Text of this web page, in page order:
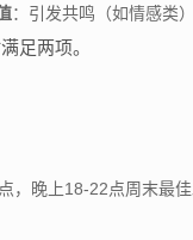
：引发共鸣（如情感类）
足两项。
，晚上18-22点周末最